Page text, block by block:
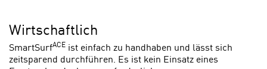
Wirtschaftlich
SmartSurfACE ist einfach zu handhaben und lässt sich
zeitsparend durchführen. Es ist kein Einsatz eines